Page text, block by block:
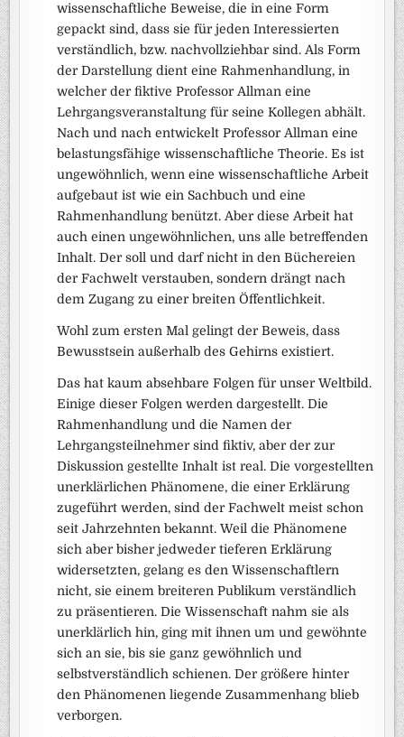
wissenschaftliche Beweise, die in eine Form
gepackt sind, dass sie für jeden Interessierten
verständlich, bzw. nachvollziehbar sind. Als Form
der Darstellung dient eine Rahmenhandlung, in
welcher der fiktive Professor Allman eine
Lehrgangsveranstaltung für seine Kollegen abhält.
Nach und nach entwickelt Professor Allman eine
belastungsfähige wissenschaftliche Theorie. Es ist
ungewöhnlich, wenn eine wissenschaftliche Arbeit
aufgebaut ist wie ein Sachbuch und eine
Rahmenhandlung benützt. Aber diese Arbeit hat
auch einen ungewöhnlichen, uns alle betreffenden
Inhalt. Der soll und darf nicht in den Büchereien
der Fachwelt verstauben, sondern drängt nach
dem Zugang zu einer breiten Öffentlichkeit.
Wohl zum ersten Mal gelingt der Beweis, dass
Bewusstsein außerhalb des Gehirns existiert.
Das hat kaum absehbare Folgen für unser Weltbild.
Einige dieser Folgen werden dargestellt. Die
Rahmenhandlung und die Namen der
Lehrgangsteilnehmer sind fiktiv, aber der zur
Diskussion gestellte Inhalt ist real. Die vorgestellten
unerklärlichen Phänomene, die einer Erklärung
zugeführt werden, sind der Fachwelt meist schon
seit Jahrzehnten bekannt. Weil die Phänomene
sich aber bisher jedweder tieferen Erklärung
widersetzten, gelang es den Wissenschaftlern
nicht, sie einem breiteren Publikum verständlich
zu präsentieren. Die Wissenschaft nahm sie als
unerklärlich hin, ging mit ihnen um und gewöhnte
sich an sie, bis sie ganz gewöhnlich und
selbstverständlich schienen. Der größere hinter
den Phänomenen liegende Zusammenhang blieb
verborgen.